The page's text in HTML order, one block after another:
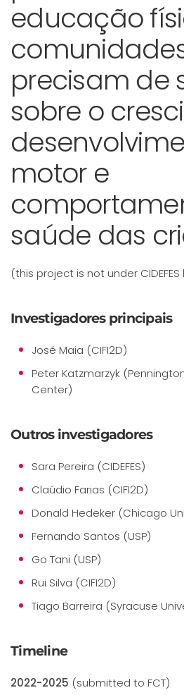
educação
precisam de
sobre o
motor e
saúde das
(this project is not under
Investigadores principais
José Maia (CIFI2D)
Peter Katzmarzyk
Center)
Outros investigadores
Sara Pereira (CIDEFES)
Claúdio Farias (CIFI2D)
Donald Hedeker (Chicago
Fernando Santos (USP)
Go Tani (USP)
Rui Silva (CIFI2D)
Tiago Barreira (Syracuse
Timeline
2022-2025 (submitted to FCT)